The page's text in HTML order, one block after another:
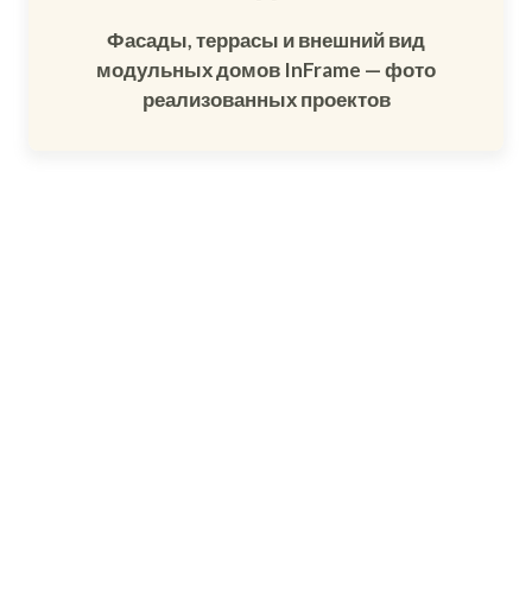
Фасады, террасы и внешний вид
модульных домов InFrame — фото
реализованных проектов